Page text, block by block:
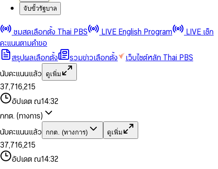
จับขั้วรัฐบาล
ชมสดเลือกตั้ง Thai PBS LIVE English Program
LIVE เช็ก
คะแนนตามคำขอ
สรุปผลเลือกตั้ง
รวมข่าวเลือกตั้ง
เว็บไซต์หลัก Thai PBS
นับคะแนนแล้ว
ดูเพิ่ม
0
1
2
3
4
5
6
8
9
0
1
2
3
4
5
6
7
8
9
,
0
1
2
4
6
7
8
9
0
1
2
3
4
5
6
7
8
9
0
1
3
5
6
7
8
9
,
1
2
4
5
7
8
9
0
1
3
4
6
7
8
9
0
2
3
4
5
7
8
อัปเดต ณ14:32
กกต. (ทางการ)
นับคะแนนแล้ว
กกต. (ทางการ) ดูเพิ่ม
0
1
2
3
4
5
0
1
2
4
5
6
7
8
9
,
0
1
2
4
6
7
8
9
0
1
2
3
0
1
3
5
6
7
8
,
1
2
4
0
1
3
0
2
3
4
5
7
อัปเดต ณ14:32